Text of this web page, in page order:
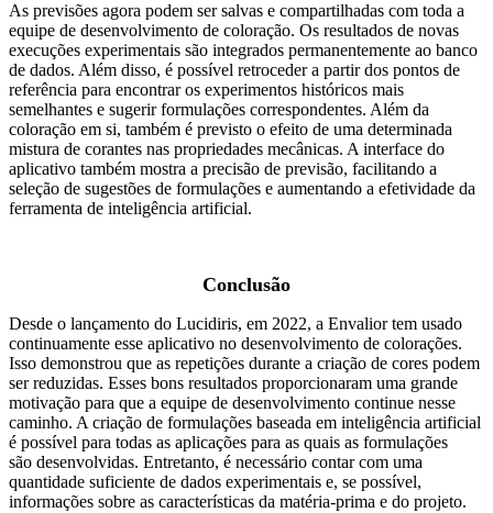
As previsões agora podem ser salvas e compartilhadas com toda a
equipe de desenvolvimento de coloração. Os resultados de novas
execuções experimentais são integrados permanentemente ao banco
de dados. Além disso, é possível retroceder a partir dos pontos de
referência para encontrar os experimentos históricos mais
semelhantes e sugerir formulações correspondentes. Além da
coloração em si, também é previsto o efeito de uma determinada
mistura de corantes nas propriedades mecânicas. A interface do
aplicativo também mostra a precisão de previsão, facilitando a
seleção de sugestões de formulações e aumentando a efetividade da
ferramenta de inteligência artificial.
Conclusão
Desde o lançamento do Lucidiris, em 2022, a Envalior tem usado
continuamente esse aplicativo no desenvolvimento de colorações.
Isso demonstrou que as repetições durante a criação de cores podem
ser reduzidas. Esses bons resultados proporcionaram uma grande
motivação para que a equipe de desenvolvimento continue nesse
caminho. A criação de formulações baseada em inteligência artificial
é possível para todas as aplicações para as quais as formulações
são desenvolvidas. Entretanto, é necessário contar com uma
quantidade suficiente de dados experimentais e, se possível,
informações sobre as características da matéria-prima e do projeto.